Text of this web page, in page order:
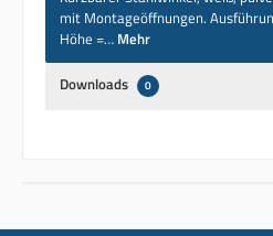
mit Montageöffnungen.
Höhe =… Mehr
Downloads 0